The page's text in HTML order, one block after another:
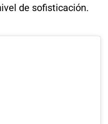
de sofisticación.